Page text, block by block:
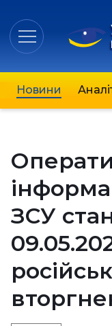
Новини
ЗСУ